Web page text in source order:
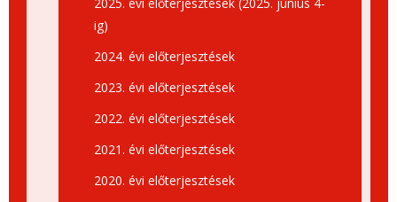
ig)
2024. évi előterjesztések
2023. évi előterjesztések
2022. évi előterjesztések
2021. évi előterjesztések
2020. évi előterjesztések